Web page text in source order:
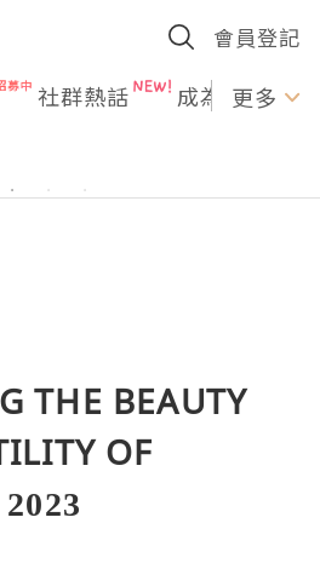
會員登記
社群熱話 成為U更多
THE BEAUTY
OF